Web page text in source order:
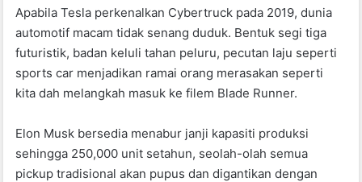
c
e
b
o
o
k
at
s
A
p
p
itt
er
Apabila Tesla perkenalkan Cybertruck pada 2019, dunia
automotif macam tidak senang duduk. Bentuk segi tiga
futuristik, badan keluli tahan peluru, pecutan laju seperti
sports car menjadikan ramai orang merasakan seperti
kita dah melangkah masuk ke filem Blade Runner.
Elon Musk bersedia menabur janji kapasiti produksi
sehingga 250,000 unit setahun, seolah-olah semua
pickup tradisional akan pupus dan digantikan dengan